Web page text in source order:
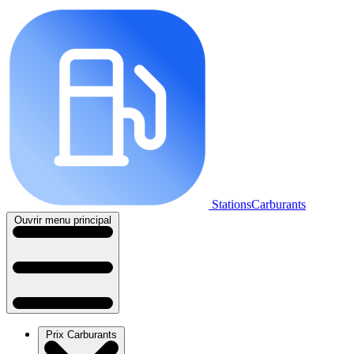
StationsCarburants
Ouvrir menu principal
Prix Carburants